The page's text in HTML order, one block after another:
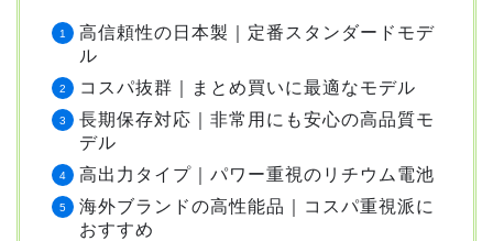
高信頼性の日本製｜定番スタンダードモデ
ル
コスパ抜群｜まとめ買いに最適なモデル
長期保存対応｜非常用にも安心の高品質モ
デル
高出力タイプ｜パワー重視のリチウム電池
海外ブランドの高性能品｜コスパ重視派に
おすすめ